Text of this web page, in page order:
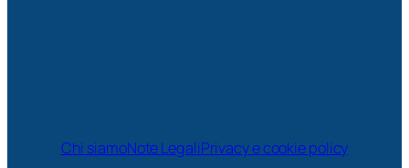
Chi siamoNote LegaliPrivacy e cookie policy